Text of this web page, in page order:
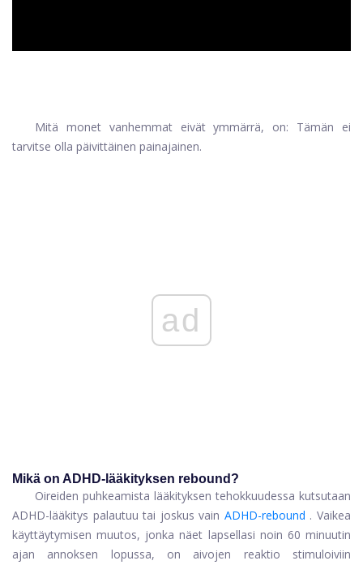
Mitä monet vanhemmat eivät ymmärrä, on: Tämän ei
tarvitse olla päivittäinen painajainen.
ad
Mikä on ADHD-lääkityksen rebound?
Oireiden puhkeamista lääkityksen tehokkuudessa kutsutaan
ADHD-lääkitys palautuu tai joskus vain ADHD-rebound . Vaikea
käyttäytymisen muutos, jonka näet lapsellasi noin 60 minuutin
ajan annoksen lopussa, on aivojen reaktio stimuloiviin